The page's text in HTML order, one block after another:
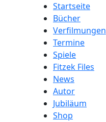
Startseite
Bücher
Verfilmungen
Termine
Spiele
Fitzek Files
News
Autor
Jubiläum
Shop